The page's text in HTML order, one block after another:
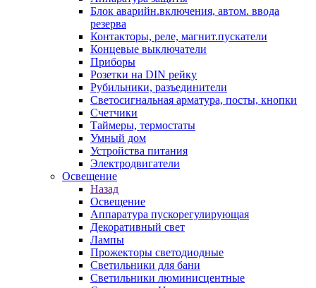
Блок аварийн.включения, автом. ввода
резерва
Контакторы, реле, магнит.пускатели
Концевые выключатели
Приборы
Розетки на DIN рейку
Рубильники, разъединители
Светосигнальная арматура, посты, кнопки
Счетчики
Таймеры, термостаты
Умный дом
Устройства питания
Электродвигатели
Освещение
Назад
Освещение
Аппаратура пускорегулирующая
Декоративный свет
Лампы
Прожекторы светодиодные
Светильники для бани
Светильники люминисцентные